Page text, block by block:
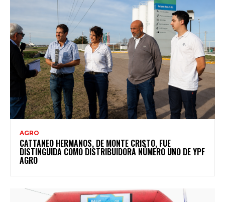
AGRO
CATTANEO HERMANOS, DE MONTE CRISTO, FUE
DISTINGUIDA COMO DISTRIBUIDORA NÚMERO UNO DE YPF
AGRO